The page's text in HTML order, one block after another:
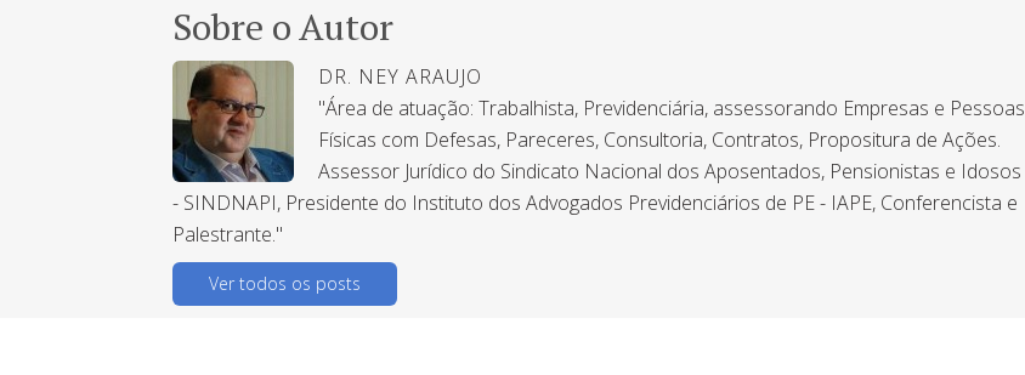
Sobre o Autor
DR. NEY ARAUJO
"Área de atuação: Trabalhista, Previdenciária, assessorando Empresas e Pessoas
Físicas com Defesas, Pareceres, Consultoria, Contratos, Propositura de Ações.
Assessor Jurídico do Sindicato Nacional dos Aposentados, Pensionistas e Idosos
- SINDNAPI, Presidente do Instituto dos Advogados Previdenciários de PE - IAPE, Conferencista e
Palestrante."
Ver todos os posts